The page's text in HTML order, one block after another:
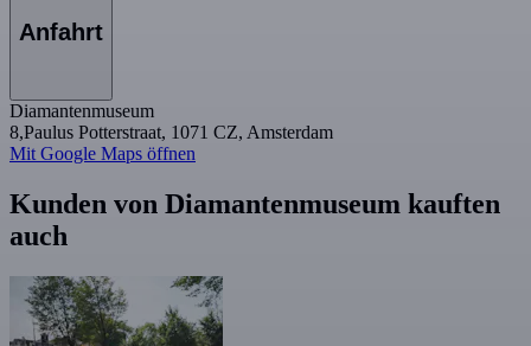
Anfahrt
Diamantenmuseum
8,Paulus Potterstraat, 1071 CZ, Amsterdam
Mit Google Maps öffnen
Kunden von Diamantenmuseum kauften
auch